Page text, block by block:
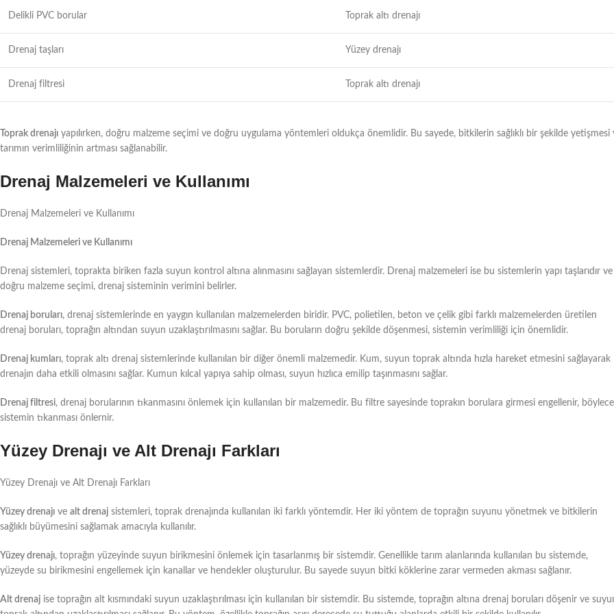
Delikli PVC borular Toprak altı drenajı
Drenaj taşları Yüzey drenajı
Drenaj filtresi Toprak altı drenajı
Toprak drenajı yapılırken, doğru malzeme seçimi ve doğru uygulama yöntemleri oldukça önemlidir. Bu sayede, bitkilerin sağlıklı bir şekilde yetişmesi
tarımın verimliliğinin artması sağlanabilir.
Drenaj Malzemeleri ve Kullanımı
Drenaj Malzemeleri ve Kullanımı
Drenaj Malzemeleri ve Kullanımı
Drenaj sistemleri, toprakta biriken fazla suyun kontrol altına alınmasını sağlayan sistemlerdir. Drenaj malzemeleri ise bu sistemlerin yapı taşlarıdır ve
doğru malzeme seçimi, drenaj sisteminin verimini belirler.
Drenaj boruları, drenaj sistemlerinde en yaygın kullanılan malzemelerden biridir. PVC, polietilen, beton ve çelik gibi farklı malzemelerden üretilen
drenaj boruları, toprağın altından suyun uzaklaştırılmasını sağlar. Bu boruların doğru şekilde döşenmesi, sistemin verimliliği için önemlidir.
Drenaj kumları, toprak altı drenaj sistemlerinde kullanılan bir diğer önemli malzemedir. Kum, suyun toprak altında hızla hareket etmesini sağlayarak
drenajın daha etkili olmasını sağlar. Kumun kılcal yapıya sahip olması, suyun hızlıca emilip taşınmasını sağlar.
Drenaj filtresi, drenaj borularının tıkanmasını önlemek için kullanılan bir malzemedir. Bu filtre sayesinde toprakın borulara girmesi engellenir, böylece
sistemin tıkanması önlernir.
Yüzey Drenajı ve Alt Drenajı Farkları
Yüzey Drenajı ve Alt Drenajı Farkları
Yüzey drenajı ve alt drenaj sistemleri, toprak drenajında kullanılan iki farklı yöntemdir. Her iki yöntem de toprağın suyunu yönetmek ve bitkilerin
sağlıklı büyümesini sağlamak amacıyla kullanılır.
Yüzey drenajı, toprağın yüzeyinde suyun birikmesini önlemek için tasarlanmış bir sistemdir. Genellikle tarım alanlarında kullanılan bu sistemde,
yüzeyde su birikmesini engellemek için kanallar ve hendekler oluşturulur. Bu sayede suyun bitki köklerine zarar vermeden akması sağlanır.
Alt drenaj ise toprağın alt kısmındaki suyun uzaklaştırılması için kullanılan bir sistemdir. Bu sistemde, toprağın altına drenaj boruları döşenir ve